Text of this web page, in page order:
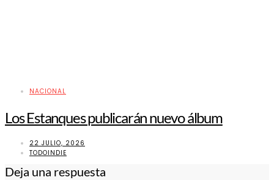
NACIONAL
Los Estanques publicarán nuevo álbum
22 JULIO, 2026
TODOINDIE
Deja una respuesta